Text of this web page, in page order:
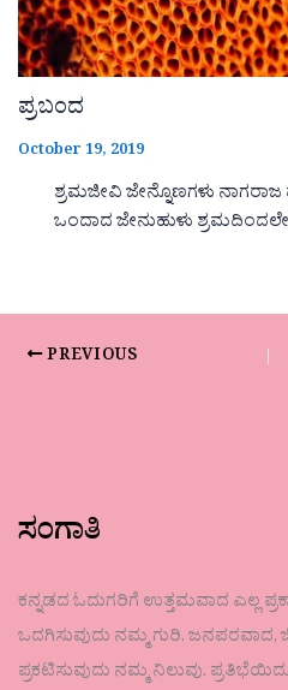
ಪ್ರಬಂದ
October 19, 2019
ಶ್ರಮಜೀವಿ ಜೇನ್ನೊಣಗಳು
ಒಂದಾದ ಜೇನುಹುಳು
PREVIOUS
ಸಂಗಾತಿ
ಕನ್ನಡದ ಓದುಗರಿಗೆ ಉತ್ತಮವಾದ ಎಲ್ಲ
ಒದಗಿಸುವುದು ನಮ್ಮ ಗುರಿ. ಜನಪರವಾದ,
ಪ್ರಕಟಿಸುವುದು ನಮ್ಮ ನಿಲುವು.